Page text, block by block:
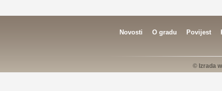
Novosti O gradu Povijest
© Izrada